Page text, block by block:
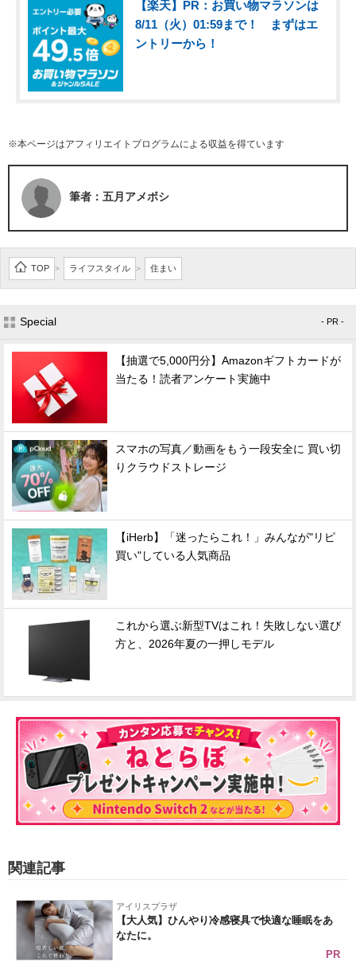
【楽天】PR：お買い物マラソンは
8/11（火）01:59まで！ まずはエ
ントリーから！
※本ページはアフィリエイトプログラムによる収益を得ています
筆者：五月アメボシ
TOP > ライフスタイル > 住まい
Special - PR -
【抽選で5,000円分】Amazonギフトカードが
当たる！読者アンケート実施中
スマホの写真／動画をもう一段安全に 買い切
りクラウドストレージ
【iHerb】「迷ったらこれ！」みんなが"リピ
買い"している人気商品
これから選ぶ新型TVはこれ！失敗しない選び
方と、2026年夏の一押しモデル
関連記事
アイリスプラザ
【大人気】ひんやり冷感寝具で快適な睡眠をあ
なたに。
PR